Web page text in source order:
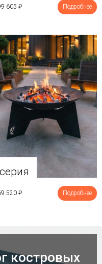
605 ₽ Подробнее
520 ₽ Подробнее
костровых